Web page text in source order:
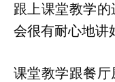
跟上课堂教学
会很有耐心地讲
课堂教学跟餐